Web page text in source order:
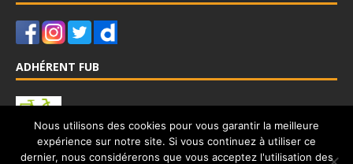
ADHÉRENT FUB
Tous à Vélo - Cholet Agglo est adhérent à la Fédération Française
des Usagers de la Bicyclettewww.fub.fr
Nous utilisons des cookies pour vous garantir la meilleure
expérience sur notre site. Si vous continuez à utiliser ce
dernier, nous considérerons que vous acceptez l'utilisation des